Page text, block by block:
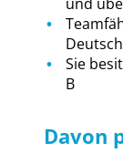
Sie
B
Davon